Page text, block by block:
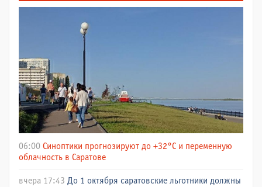
06:00 Синоптики прогнозируют до +32°C и переменную
облачность в Саратове
вчера 17:43 До 1 октября саратовские льготники должны